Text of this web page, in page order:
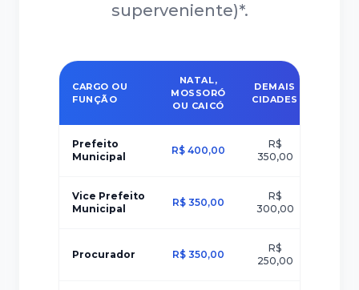
superveniente)*.
CARGO OU
FUNÇÃO
NATAL,
MOSSORÓ
OU CAICÓ
DEMAIS
CIDADES
Prefeito
Municipal
R$ 400,00
R$
350,00
Vice Prefeito
Municipal
R$ 350,00
R$
300,00
Procurador R$ 350,00
R$
250,00